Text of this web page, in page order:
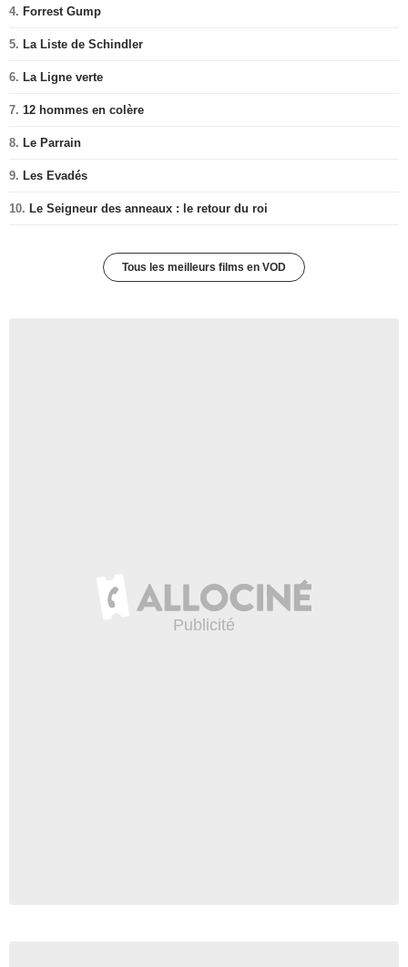
4. Forrest Gump
5. La Liste de Schindler
6. La Ligne verte
7. 12 hommes en colère
8. Le Parrain
9. Les Evadés
10. Le Seigneur des anneaux : le retour du roi
Tous les meilleurs films en VOD